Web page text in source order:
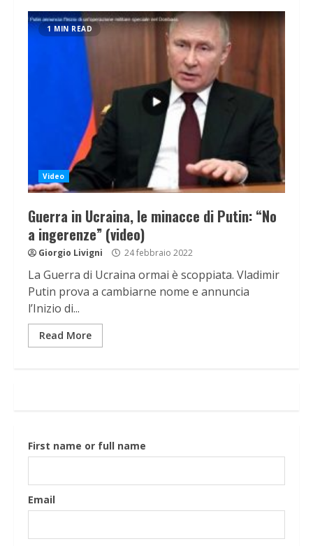
1 MIN READ
Video
Guerra in Ucraina, le minacce di Putin: “No
a ingerenze” (video)
Giorgio Livigni 24 febbraio 2022
La Guerra di Ucraina ormai è scoppiata. Vladimir
Putin prova a cambiarne nome e annuncia
l’Inizio di...
Read More
First name or full name
Email